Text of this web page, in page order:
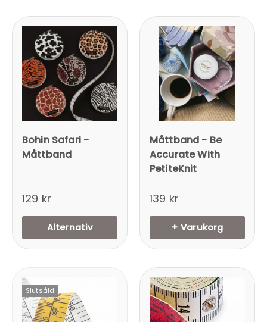
Bohin Safari -
Måttband
129 kr
Alternativ
Måttband - Be
Accurate With
PetiteKnit
139 kr
+ Varukorg
Slutsåld
Inloggning krävs